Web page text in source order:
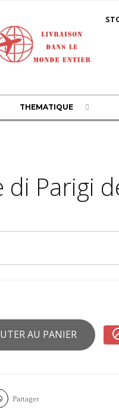
THEMATIQUE
di Parigi
AU PANIER
Partager